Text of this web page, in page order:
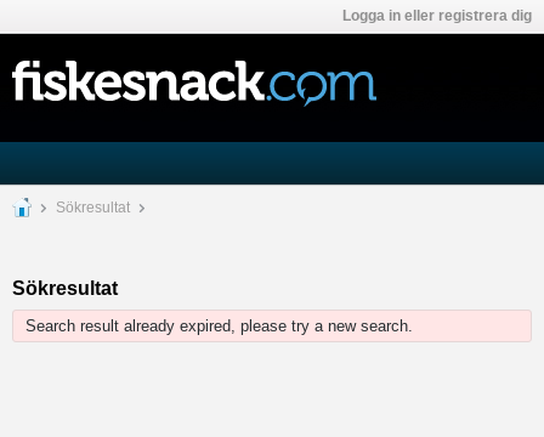
Logga in eller registrera dig
Sökresultat
Sökresultat
Search result already expired, please try a new search.